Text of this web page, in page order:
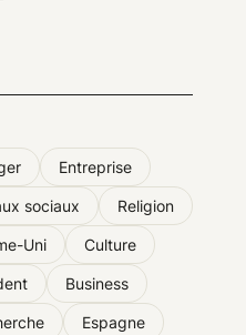
Entreprise
sociaux Religion
Uni Culture
Business
Espagne